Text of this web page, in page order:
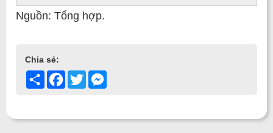
Nguồn: Tổng hợp.
Chia sẻ:
Share Facebook
Twitter